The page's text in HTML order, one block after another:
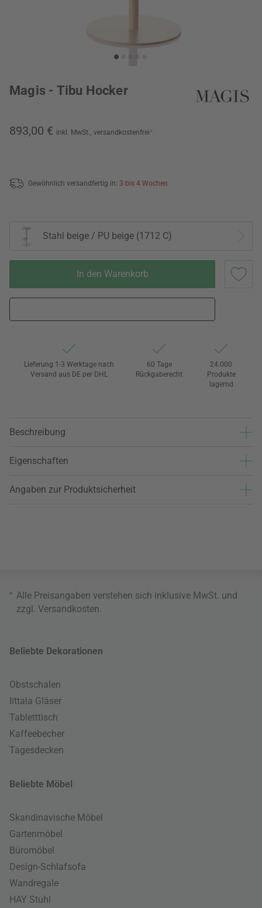
Magis - Tibu Hocker
893,00 € inkl. MwSt., versandkostenfrei*
Gewöhnlich versandfertig in: 3 bis 4 Wochen
Stahl beige / PU beige (1712 C)
In den Warenkorb
Lieferung 1-3 Werktage nach
Versand aus DE per DHL
60 Tage
Rückgaberecht
24.000
Produkte
lagernd
Beschreibung
Eigenschaften
Angaben zur Produktsicherheit
* Alle Preisangaben verstehen sich inklusive MwSt. und
zzgl. Versandkosten
Beliebte Dekorationen
Obstschalen
Iittala Gläser
Tabletttisch
Kaffeebecher
Tagesdecken
Beliebte Möbel
Skandinavische Möbel
Gartenmöbel
Büromöbel
Design-Schlafsofa
Wandregale
HAY Stuhl